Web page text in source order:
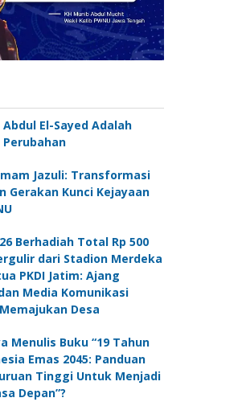
El-Sayed Adalah
Jazuli: Transformasi
Gerakan Kunci Kejayaan
Berhadiah Total Rp 500
dari Stadion Merdeka
PKDI Jatim: Ajang
Media Komunikasi
Desa
Menulis Buku “19 Tahun
Emas 2045: Panduan
Tinggi Untuk Menjadi
Depan”?